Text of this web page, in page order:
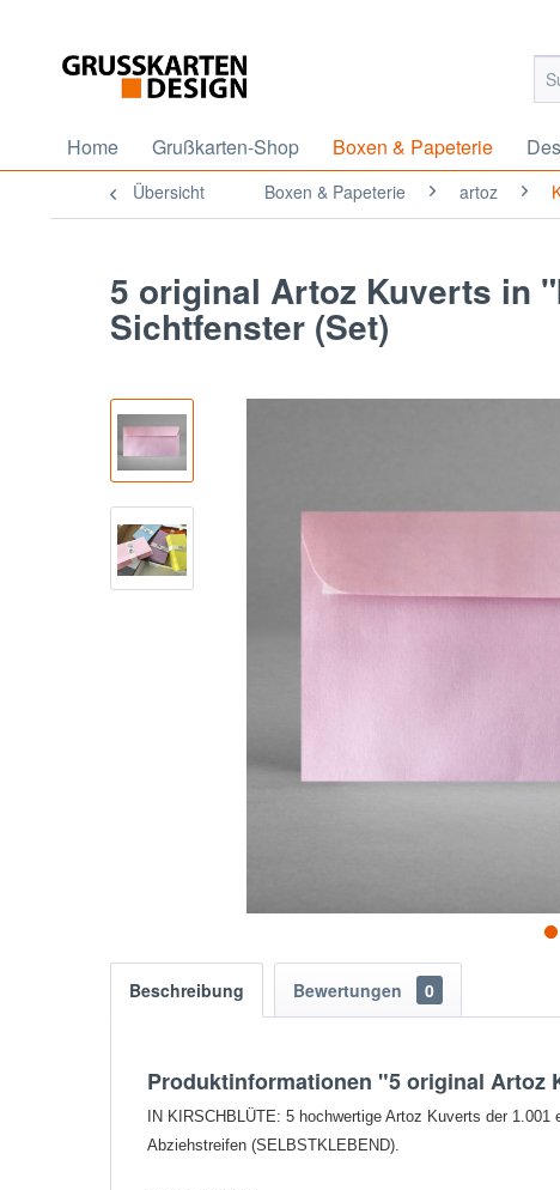
Home Grußkarten-Shop Boxen & Papeterie
Übersicht Boxen & Papeterie artoz
5 original Artoz Kuverts in
Sichtfenster (Set)
Beschreibung Bewertungen 0
Produktinformationen "5 original Artoz
IN KIRSCHBLÜTE: 5 hochwertige Artoz Kuverts der
Abziehstreifen (SELBSTKLEBEND).